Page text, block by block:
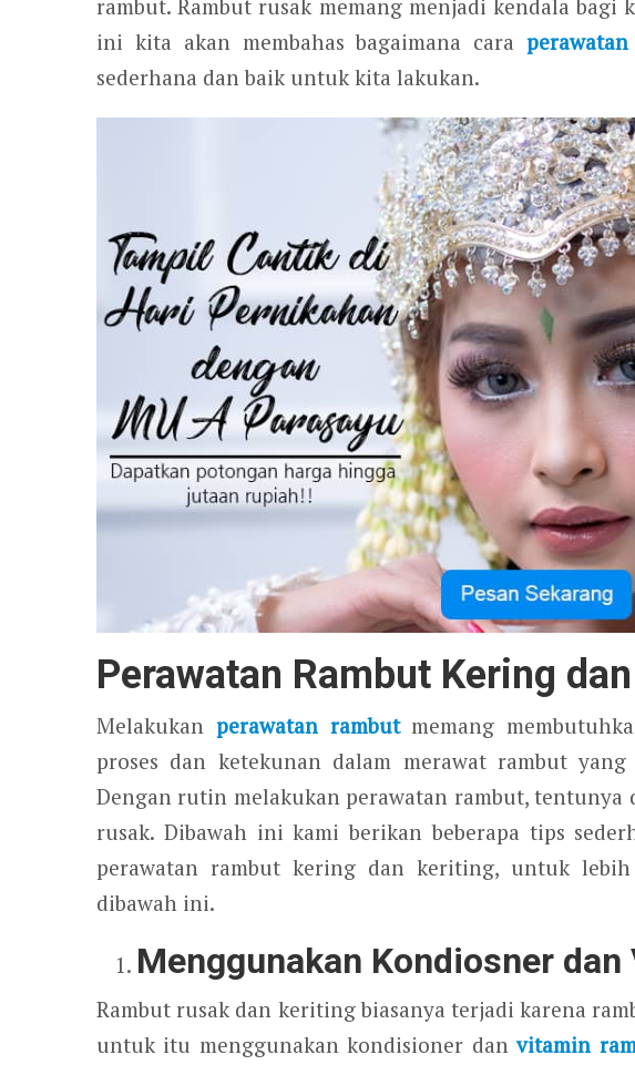
rambut. Rambut rusak memang menjadi kendala
ini kita akan membahas bagaimana cara
sederhana dan baik untuk kita lakukan.
Perawatan Rambut Kering
Melakukan perawatan rambutmemang
proses dan ketekunan dalam merawat rambut
Dengan rutin melakukan perawatan rambut,
rusak. Dibawah ini kami berikan beberapa tips
perawatan rambut kering dan keriting, untuk
dibawah ini.
Menggunakan Kondiosner
Rambut rusak dan keriting biasanya terjadi karena
untuk itu menggunakan kondisioner danvitamin